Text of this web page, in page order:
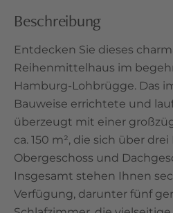
Beschreibung
Entdecken Sie dieses
Reihenmittelhaus im
Hamburg-Lohbrügge. Das
Bauweise errichtete und
überzeugt mit einer
ca. 150 m², die sich über
Obergeschoss und
Insgesamt stehen Ihnen
Verfügung, darunter fünf